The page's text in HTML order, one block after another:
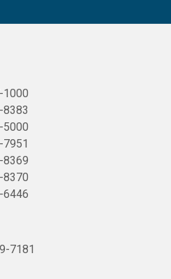
1000
8383
5000
8369
8370
6446
7181